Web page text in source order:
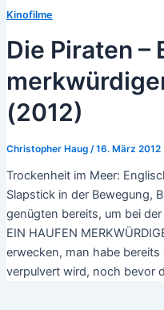
Kinofilme
Die Piraten –
(2012)
Christopher Haug /16. März 2012
Trockenheit im Meer:
Slapstick in der Bewegung,
genügten bereits, um bei der
EIN HAUFEN
erwecken, man habe
verpulvert wird, noch bevor